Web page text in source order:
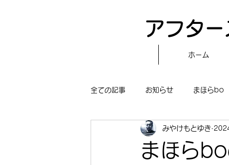
アフタ
ホーム
全ての記事 お知らせ まほらbo
〝自分で作る〟もぐもぐタイム
まほら
みやけもとゆき